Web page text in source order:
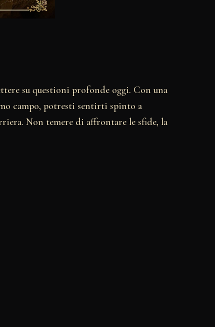
su questioni profonde oggi. Con una
campo, potresti sentirti spinto a
Non temere di affrontare le sfide, la